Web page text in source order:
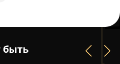
быть